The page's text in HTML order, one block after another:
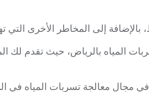
بالإضافة إلى المخاطر الأخرى التي
المياه بالرياض، حيث تقدم لك
مجال معالجة تسربات المياه في